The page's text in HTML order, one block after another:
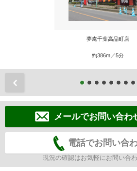
夢庵千葉高品町店
約386m／5分
メールでお問い合わ
電話でお問い合
現況の確認はお気軽にお問い合わ